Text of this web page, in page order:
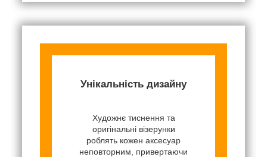
Унікальність дизайну
Художнє тиснення та
оригінальні візерунки
роблять кожен аксесуар
неповторним, привертаючи